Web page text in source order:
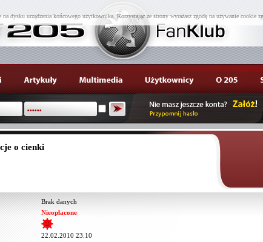
dysku urządzenia końcowego użytkownika. Korzystając ze strony wyrażasz zgodę na używanie cookie
o cienki
Brak danych
Nieopłacone
22.02.2010 23:10